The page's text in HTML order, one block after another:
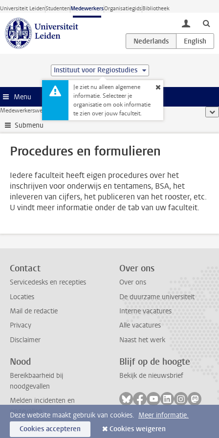
Ga direct naar de inhoud
Universiteit LeidenStudentenMedewerkersOrganisatiegidsBibliotheek
toggle
Instituut voor Regiostudies
Je ziet nu alleen algemene
informatie. Selecteer je
organisatie om ook informatie
te zien over jouw faculteit.
Menu
Medewerkerswebsite Procedures en formulieren
Submenu
Procedures en formulieren
Iedere faculteit heeft eigen procedures over het
inschrijven voor onderwijs en tentamens, BSA, het
inleveren van cijfers, het publiceren van het rooster, etc.
U vindt meer informatie onder de tab van uw faculteit.
Contact
Servicedesks en recepties
Locaties
Mail de redactie
Privacy
Disclaimer
Over ons
Over ons
De duurzame universiteit
Interne vacatures
Alle vacatures
Naast het werk
Nood
Bereikbaarheid bij
noodgevallen
Melden incidenten en
ongevallen
Blijf op de hoogte
Bekijk de nieuwsbrief
Volg ons op bluesky
Volg ons op facebook
Volg ons op
Volg ons op
Volg ons
Volg
Deze website maakt gebruik van cookies. Meer informatie.
Cookies accepteren
Cookies weigeren